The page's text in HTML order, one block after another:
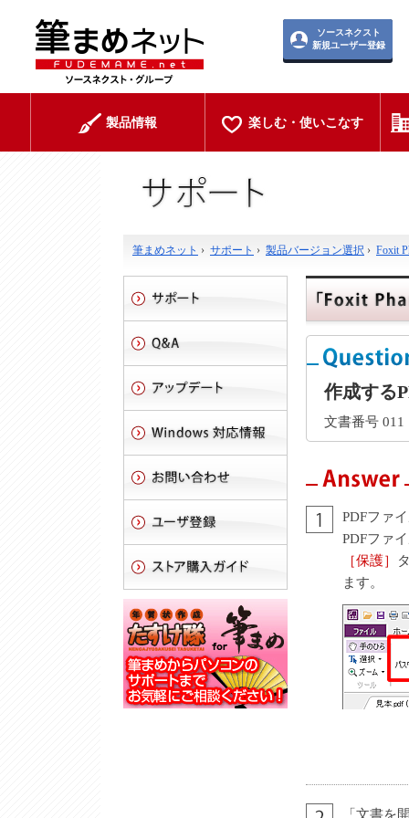
ソースネクスト
新規ユーザー登録
製品情報 楽しむ・使いこなす
筆まめネット › サポート › 製品バージョン選択 › Foxit
作成する
文書番号
PDFファ
PDFファ
［保護］
ます。
「文書を